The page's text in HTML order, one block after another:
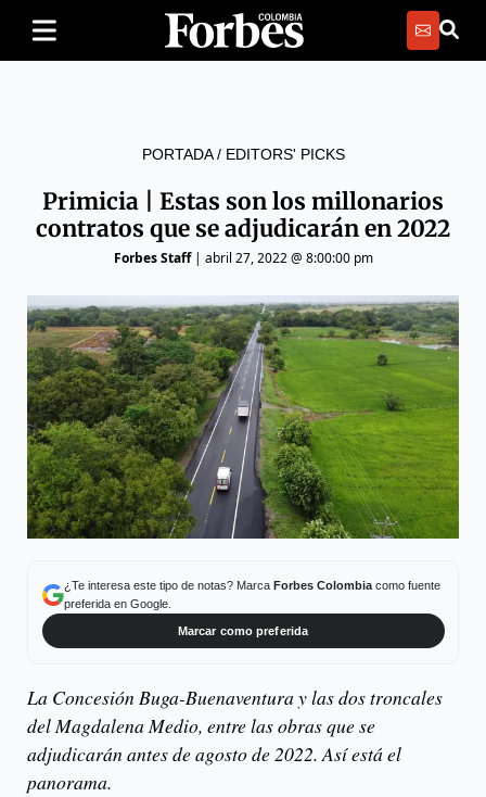
PORTADA/ EDITORS' PICKS
Primicia | Estas son los millonarios
contratos que se adjudicarán en 2022
Forbes Staff| abril 27, 2022 @ 8:00:00 pm
¿Te interesa este tipo de notas? Marca Forbes Colombiacomo fuente
preferida en Google.
Marcar como preferida
La Concesión Buga-Buenaventura y las dos troncales
del Magdalena Medio, entre las obras que se
adjudicarán antes de agosto de 2022. Así está el
panorama.